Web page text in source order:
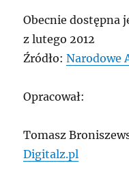
Obecnie dostępna
z lutego 2012
Źródło:Narodowe
Opracował:
Tomasz
Digitalz.pl